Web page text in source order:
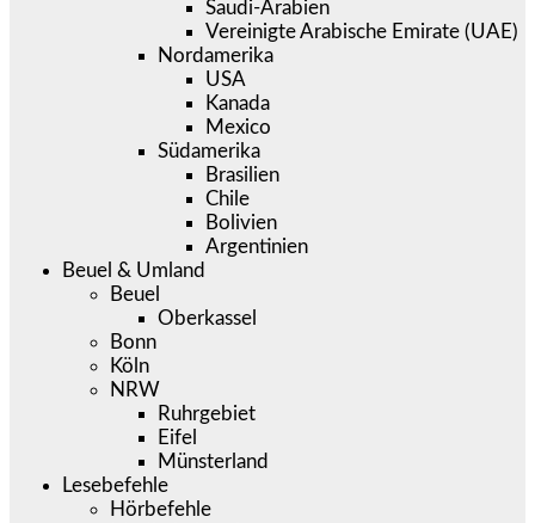
Saudi-Arabien
Vereinigte Arabische Emirate (UAE)
Nordamerika
USA
Kanada
Mexico
Südamerika
Brasilien
Chile
Bolivien
Argentinien
Beuel & Umland
Beuel
Oberkassel
Bonn
Köln
NRW
Ruhrgebiet
Eifel
Münsterland
Lesebefehle
Hörbefehle